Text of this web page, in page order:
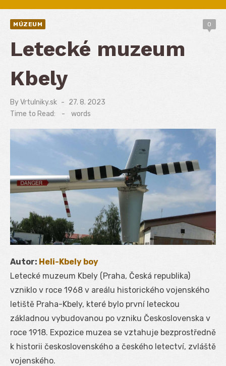
MÚZEUM 0
Letecké muzeum
Kbely
ByVrtulniky.sk
Posted
on
27. 8. 2023
Time to Read:
- words
Autor: Heli-Kbely boy
Letecké muzeum Kbely (Praha, Česká republika)
vzniklo v roce 1968 v areálu historického vojenského
letiště Praha-Kbely, které bylo první leteckou
základnou vybudovanou po vzniku Československa v
roce 1918. Expozice muzea se vztahuje bezprostředně
k historii československého a českého letectví, zvláště
vojenského.